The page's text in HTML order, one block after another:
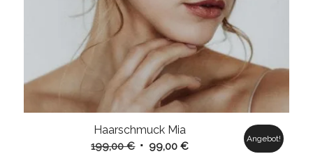
Haarschmuck Mia
199,00€ Ursprünglicher
99,00€Aktueller
Angebot!